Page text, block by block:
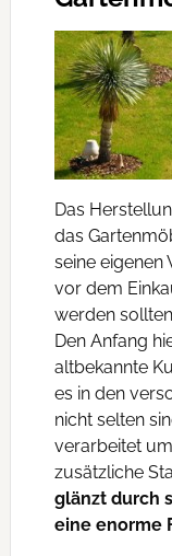
Das
das
seine eigenen
vor dem
werden
Den Anfang
altbekannte
es in den
nicht selten
verarbeitet
zusätzliche
glänzt durch
eine enorme